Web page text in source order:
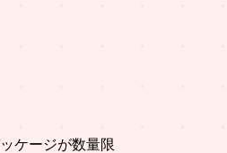
ケージが数量限